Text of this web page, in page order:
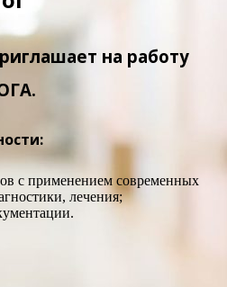
на работу
с применением современных
лечения;